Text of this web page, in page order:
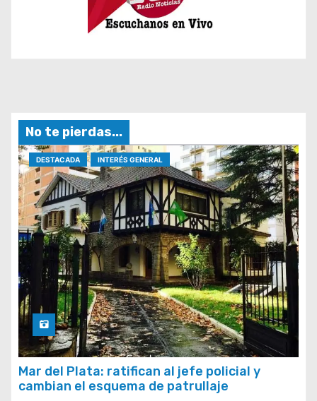
No te pierdas...
DESTACADA INTERÉS GENERAL
Mar del Plata: ratifican al jefe policial y
cambian el esquema de patrullaje